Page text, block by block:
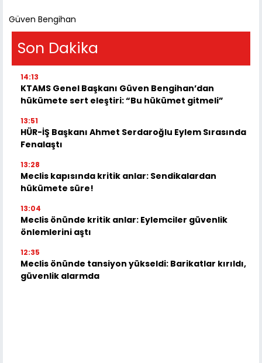
​Güven Bengihan
Son Dakika
14:13
KTAMS Genel Başkanı Güven Bengihan’dan
hükümete sert eleştiri: “Bu hükümet gitmeli”
13:51
HÜR-İŞ Başkanı Ahmet Serdaroğlu Eylem Sırasında
Fenalaştı
13:28
Meclis kapısında kritik anlar: Sendikalardan
hükümete süre!
13:04
Meclis önünde kritik anlar: Eylemciler güvenlik
önlemlerini aştı
12:35
Meclis önünde tansiyon yükseldi: Barikatlar kırıldı,
güvenlik alarmda